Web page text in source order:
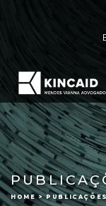
HOME >